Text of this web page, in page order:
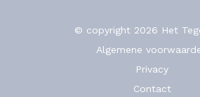
© copyright 2026 Het
Algemene
Privacy
Contact